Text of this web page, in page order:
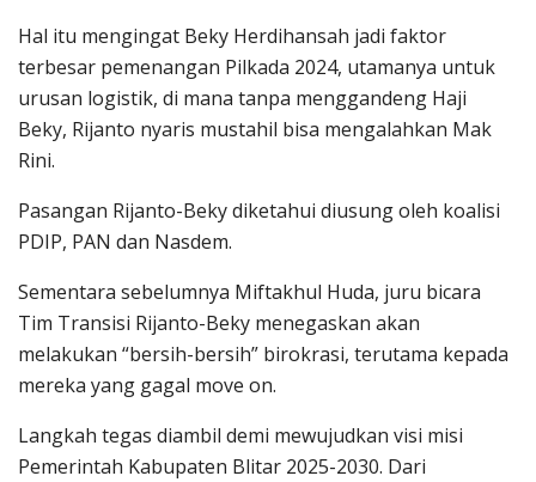
Hal itu mengingat Beky Herdihansah jadi faktor
terbesar pemenangan Pilkada 2024, utamanya untuk
urusan logistik, di mana tanpa menggandeng Haji
Beky, Rijanto nyaris mustahil bisa mengalahkan Mak
Rini.
Pasangan Rijanto-Beky diketahui diusung oleh koalisi
PDIP, PAN dan Nasdem.
Sementara sebelumnya Miftakhul Huda, juru bicara
Tim Transisi Rijanto-Beky menegaskan akan
melakukan “bersih-bersih” birokrasi, terutama kepada
mereka yang gagal move on.
Langkah tegas diambil demi mewujudkan visi misi
Pemerintah Kabupaten Blitar 2025-2030. Dari